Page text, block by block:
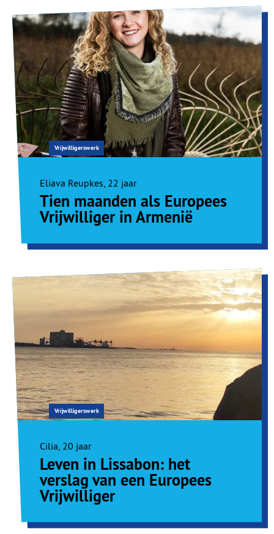
Tien maanden als Europees
Vrijwilliger in Armenië
Eliava Reupkes, 22 jaar
Vrijwilligerswerk
Leven in Lissabon: het
verslag van een Europees
Vrijwilliger
Cilia, 20 jaar
Vrijwilligerswerk